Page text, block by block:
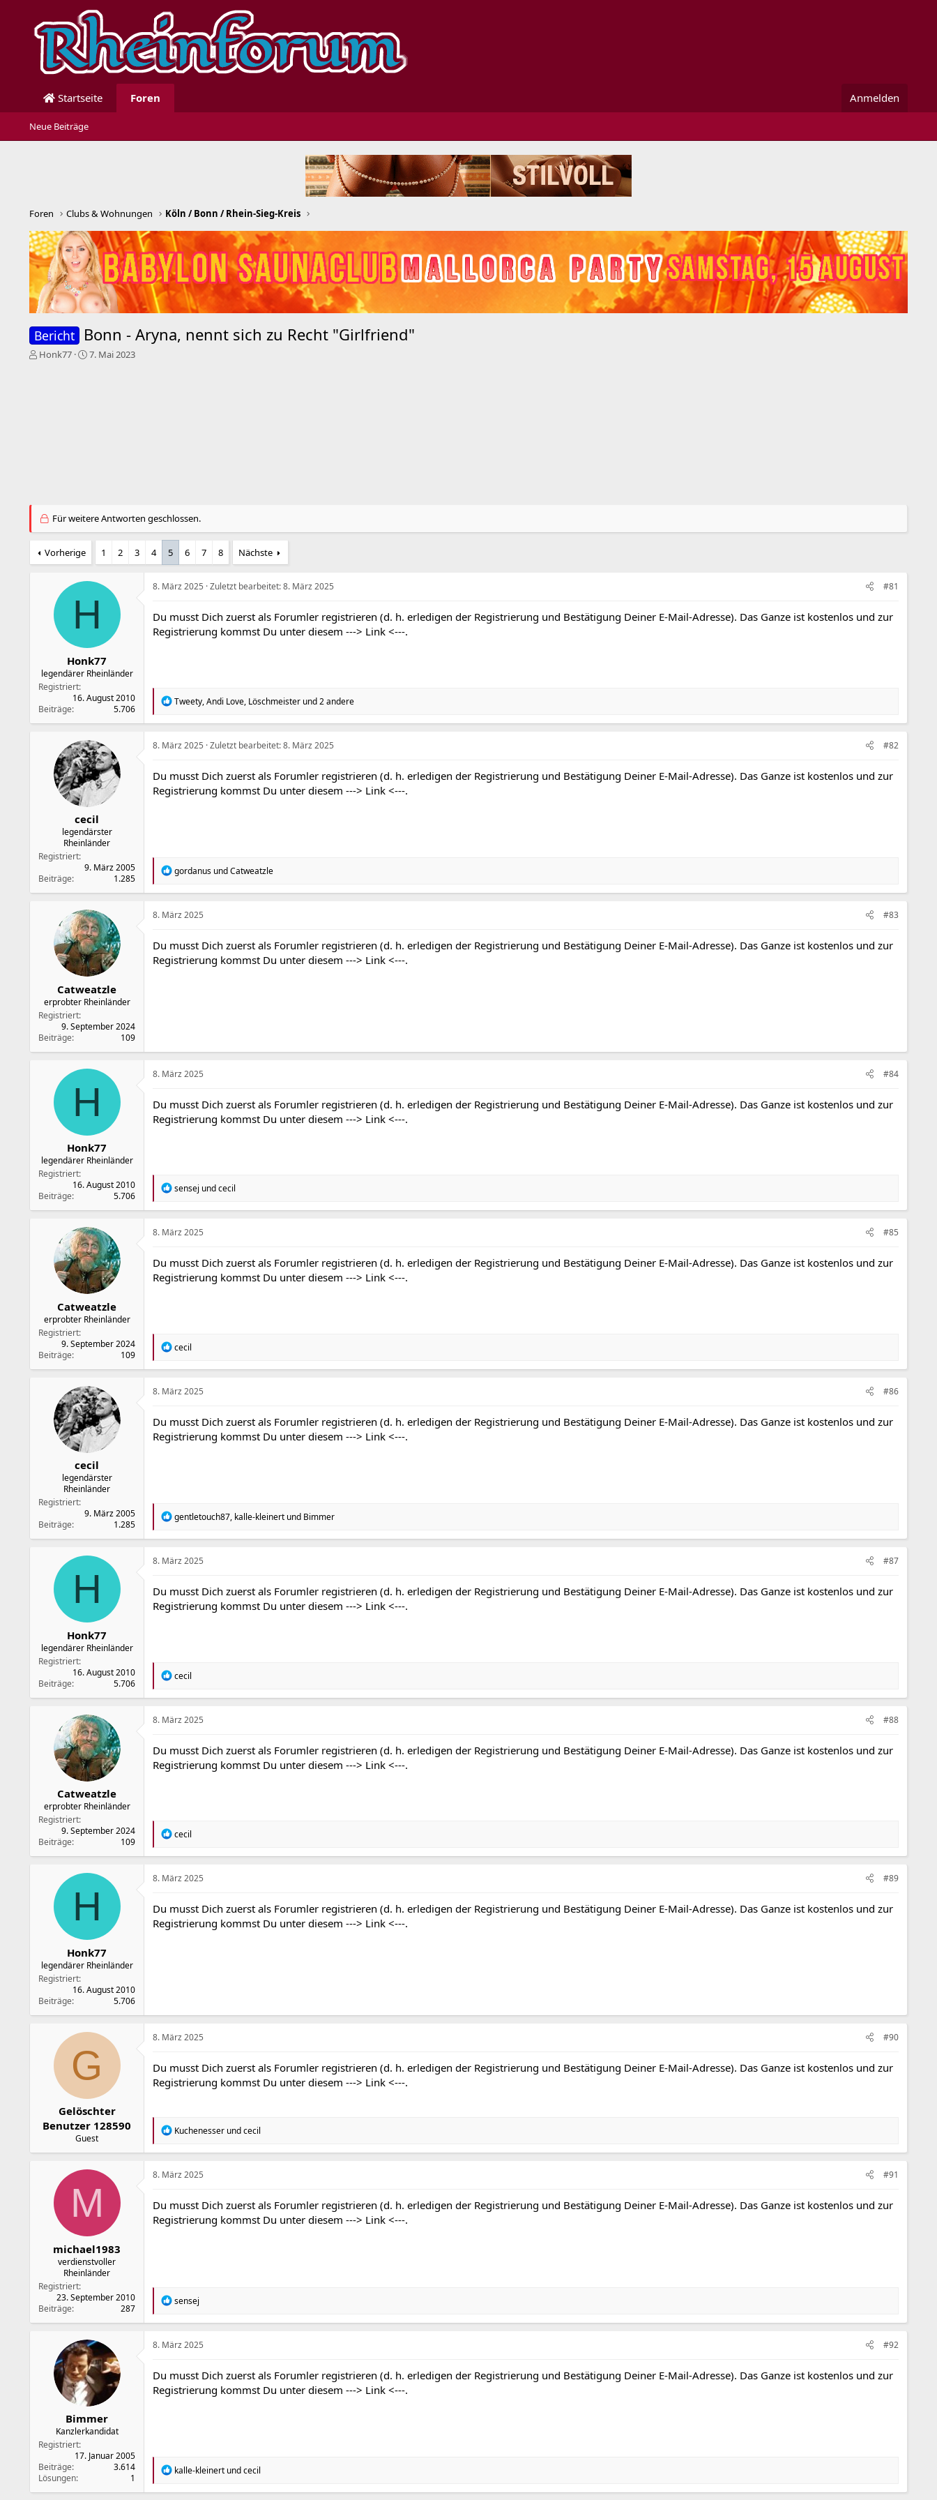
Startseite Foren Anmelden
Neue Beiträge
Foren Clubs & Wohnungen Köln / Bonn / Rhein-Sieg-Kreis
Bericht Bonn - Aryna, nennt sich zu Recht "Girlfriend"
E
Honk77
E
7. Mai 2023
Für weitere Antworten geschlossen.
Vorherige 1 2 3 4 5 6 7 8 Nächste
H
Honk77
legendärer Rheinländer
Registriert
16. August 2010
Beiträge
5.706
8. März 2025 Zuletzt bearbeitet:8. März 2025 #81
Du musst Dich zuerst als Forumler registrieren (d. h. erledigen der Registrierung und Bestätigung Deiner E-Mail-Adresse). Das Ganze ist kostenlos und zur
Registrierung kommst Du unter diesem ---> Link <---.
R
a
t
n
e
Tweety,Andi Love, Löschmeister und 2 andere
cecil
legendärster
Rheinländer
Registriert
9. März 2005
Beiträge
1.285
8. März 2025 Zuletzt bearbeitet:8. März 2025 #82
Du musst Dich zuerst als Forumler registrieren (d. h. erledigen der Registrierung und Bestätigung Deiner E-Mail-Adresse). Das Ganze ist kostenlos und zur
Registrierung kommst Du unter diesem ---> Link <---.
R
a
t
n
e
gordanus undCatweatzle
Catweatzle
erprobter Rheinländer
Registriert
9. September 2024
Beiträge
109
8. März 2025 #83
Du musst Dich zuerst als Forumler registrieren (d. h. erledigen der Registrierung und Bestätigung Deiner E-Mail-Adresse). Das Ganze ist kostenlos und zur
Registrierung kommst Du unter diesem ---> Link <---.
H
Honk77
legendärer Rheinländer
Registriert
16. August 2010
Beiträge
5.706
8. März 2025 #84
Du musst Dich zuerst als Forumler registrieren (d. h. erledigen der Registrierung und Bestätigung Deiner E-Mail-Adresse). Das Ganze ist kostenlos und zur
Registrierung kommst Du unter diesem ---> Link <---.
R
a
t
n
e
sensej undcecil
Catweatzle
erprobter Rheinländer
Registriert
9. September 2024
Beiträge
109
8. März 2025 #85
Du musst Dich zuerst als Forumler registrieren (d. h. erledigen der Registrierung und Bestätigung Deiner E-Mail-Adresse). Das Ganze ist kostenlos und zur
Registrierung kommst Du unter diesem ---> Link <---.
R
a
t
n
e
cecil
cecil
legendärster
Rheinländer
Registriert
9. März 2005
Beiträge
1.285
8. März 2025 #86
Du musst Dich zuerst als Forumler registrieren (d. h. erledigen der Registrierung und Bestätigung Deiner E-Mail-Adresse). Das Ganze ist kostenlos und zur
Registrierung kommst Du unter diesem ---> Link <---.
R
a
t
n
e
gentletouch87, kalle-kleinert und Bimmer
H
Honk77
legendärer Rheinländer
Registriert
16. August 2010
Beiträge
5.706
8. März 2025 #87
Du musst Dich zuerst als Forumler registrieren (d. h. erledigen der Registrierung und Bestätigung Deiner E-Mail-Adresse). Das Ganze ist kostenlos und zur
Registrierung kommst Du unter diesem ---> Link <---.
R
a
t
n
e
cecil
Catweatzle
erprobter Rheinländer
Registriert
9. September 2024
Beiträge
109
8. März 2025 #88
Du musst Dich zuerst als Forumler registrieren (d. h. erledigen der Registrierung und Bestätigung Deiner E-Mail-Adresse). Das Ganze ist kostenlos und zur
Registrierung kommst Du unter diesem ---> Link <---.
R
a
t
n
e
cecil
H
Honk77
legendärer Rheinländer
Registriert
16. August 2010
Beiträge
5.706
8. März 2025 #89
Du musst Dich zuerst als Forumler registrieren (d. h. erledigen der Registrierung und Bestätigung Deiner E-Mail-Adresse). Das Ganze ist kostenlos und zur
Registrierung kommst Du unter diesem ---> Link <---.
G
Gelöschter
Benutzer 128590
Guest
8. März 2025 #90
Du musst Dich zuerst als Forumler registrieren (d. h. erledigen der Registrierung und Bestätigung Deiner E-Mail-Adresse). Das Ganze ist kostenlos und zur
Registrierung kommst Du unter diesem ---> Link <---.
R
a
t
n
e
Kuchenesser undcecil
M
michael1983
verdienstvoller
Rheinländer
Registriert
23. September 2010
Beiträge
287
8. März 2025 #91
Du musst Dich zuerst als Forumler registrieren (d. h. erledigen der Registrierung und Bestätigung Deiner E-Mail-Adresse). Das Ganze ist kostenlos und zur
Registrierung kommst Du unter diesem ---> Link <---.
R
a
t
n
e
sensej
Bimmer
Kanzlerkandidat
Registriert
17. Januar 2005
Beiträge
3.614
Lösungen
1
8. März 2025 #92
Du musst Dich zuerst als Forumler registrieren (d. h. erledigen der Registrierung und Bestätigung Deiner E-Mail-Adresse). Das Ganze ist kostenlos und zur
Registrierung kommst Du unter diesem ---> Link <---.
R
a
kalle-kleinert undcecil